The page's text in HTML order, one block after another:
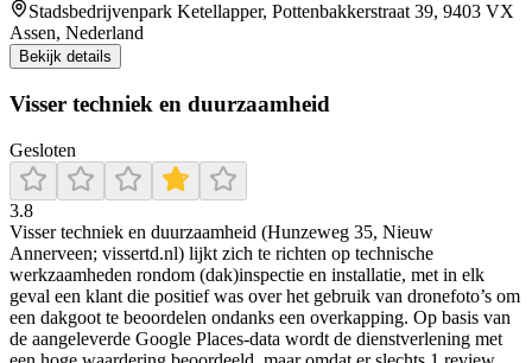
Stadsbedrijvenpark Ketellapper, Pottenbakkerstraat 39, 9403 VX
Assen, Nederland
Bekijk details
Visser techniek en duurzaamheid
Gesloten
3.8
Visser techniek en duurzaamheid (Hunzeweg 35, Nieuw
Annerveen; vissertd.nl) lijkt zich te richten op technische
werkzaamheden rondom (dak)inspectie en installatie, met in elk
geval een klant die positief was over het gebruik van dronefoto’s om
een dakgoot te beoordelen ondanks een overkapping. Op basis van
de aangeleverde Google Places-data wordt de dienstverlening met